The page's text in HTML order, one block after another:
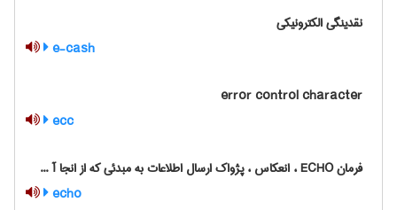
نقدینگی الکترونیکی
e-cash
error control character
ecc
فرمان ECHO ، انعکاس ، پژواک ارسال اطلاعات به مبدئی که از انجا آ ...
echo